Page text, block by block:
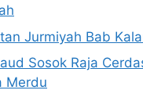
Jurmiyah Bab
Sosok Raja
Merdu